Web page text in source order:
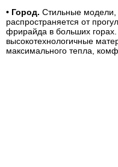
• Город. Стильные
распространяется от
фрирайда в больших
высокотехнологичные
максимального тепла,